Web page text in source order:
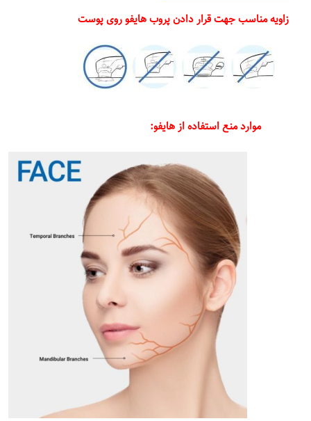
زاویه مناسب جهت قرار دادن پروب هایفو روی پوست
موارد منع استفاده از هایفو: